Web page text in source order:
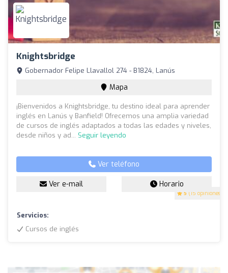
Knightsbridge
5 (15 opiniones)
Gobernador Felipe Llavallol 274 - B1824, Lanús
Mapa
¡Bienvenidos a Knightsbridge, tu destino ideal para aprender
inglés en Lanús y Banfield! Ofrecemos una amplia variedad
de cursos de inglés adaptados a todas las edades y niveles,
desde niños y ad... Seguir leyendo
Ver teléfono
Ver e-mail Horario
Servicios:
Cursos de inglés